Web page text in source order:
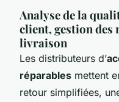
Analyse de la
client, gestion
livraison
Les distributeurs d’
réparables mettent
retour simplifiées,